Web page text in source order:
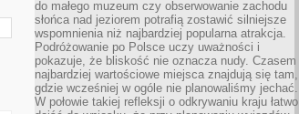
do małego muzeum czy obserwowanie zachodu
słońca nad jeziorem potrafią zostawić silniejsze
wspomnienia niż najbardziej popularna atrakcja.
Podróżowanie po Polsce uczy uważności i
pokazuje, że bliskość nie oznacza nudy. Czasem
najbardziej wartościowe miejsca znajdują się tam,
gdzie wcześniej w ogóle nie planowaliśmy jechać.
W połowie takiej refleksji o odkrywaniu kraju łatwo